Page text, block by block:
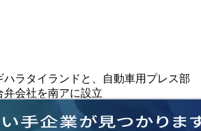
ハラタイランドと、自動車用プレス部
弁会社を南アに設立